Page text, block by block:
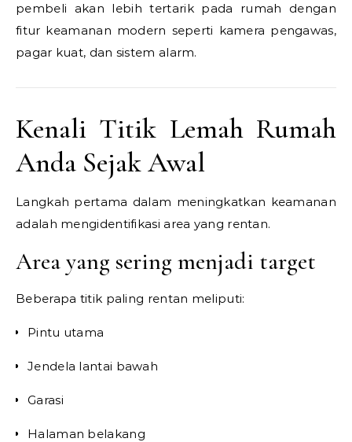
pembeli akan lebih tertarik pada rumah dengan
fitur keamanan modern seperti kamera pengawas,
pagar kuat, dan sistem alarm.
Kenali Titik Lemah Rumah
Anda Sejak Awal
Langkah pertama dalam meningkatkan keamanan
adalah mengidentifikasi area yang rentan.
Area yang sering menjadi target
Beberapa titik paling rentan meliputi:
Pintu utama
Jendela lantai bawah
Garasi
Halaman belakang